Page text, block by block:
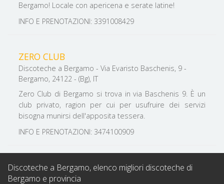
Bergamo! Locale con apericena e serate latine!
INFO E PRENOTAZIONI: 3391008429
ZERO CLUB
Discoteche a Bergamo - Via Evaristo Baschenis, 9 -
Bergamo, 24122 - (Bg), IT
Zero Club di Bergamo si trova in via Baschenis 9. È un
club privato, ragion per cui per usufruire dei servizi
bisogna munirsi dell'apposita tessera.
INFO E PRENOTAZIONI: 3474100909
Discoteche a Bergamo, elenco migliori discoteche di
Bergamo e provincia